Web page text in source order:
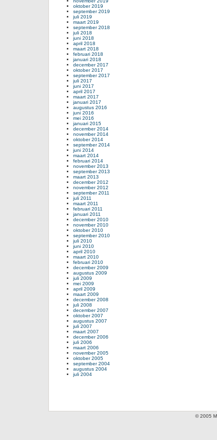
oktober 2019
september 2019
juli 2019
maart 2019
september 2018
juli 2018
juni 2018
april 2018
maart 2018
februari 2018
januari 2018
december 2017
oktober 2017
september 2017
juli 2017
juni 2017
april 2017
maart 2017
januari 2017
augustus 2016
juni 2016
mei 2016
januari 2015
december 2014
november 2014
oktober 2014
september 2014
juni 2014
maart 2014
februari 2014
november 2013
september 2013
maart 2013
december 2012
november 2012
september 2011
juli 2011
maart 2011
februari 2011
januari 2011
december 2010
november 2010
oktober 2010
september 2010
juli 2010
juni 2010
april 2010
maart 2010
februari 2010
december 2009
augustus 2009
juli 2009
mei 2009
april 2009
maart 2009
december 2008
juli 2008
december 2007
oktober 2007
augustus 2007
juli 2007
maart 2007
december 2006
juli 2006
maart 2006
november 2005
oktober 2005
september 2004
augustus 2004
juli 2004
© 2005